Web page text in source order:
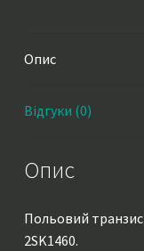
Опис
Відгуки (0)
Опис
Польовий
2SK1460.